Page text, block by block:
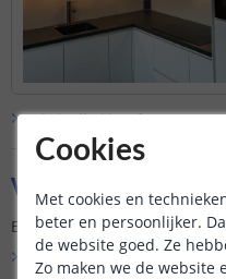
Bekijk alleklantfoto’s
Vraag & antwoord
Er is nog geen vraag
Bekijk alle Vraag &
Cookies
Met cookies en
beter en persoonlijker.
de website goed. Ze
Zo maken we de website